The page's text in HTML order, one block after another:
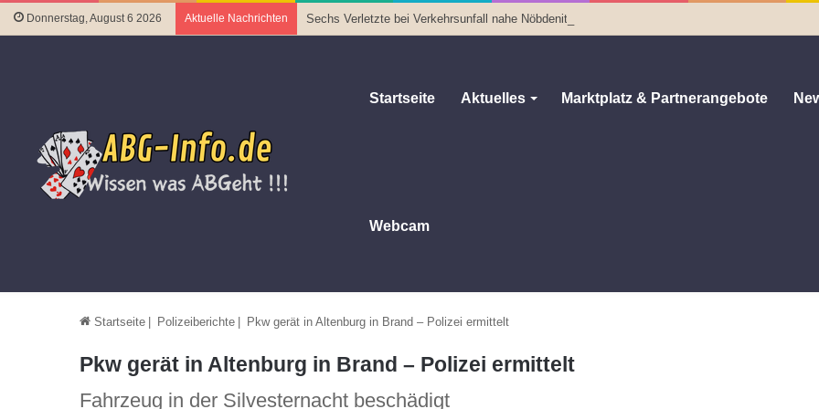
Donnerstag, August 6 2026 Aktuelle Nachrichten Sechs Verletzte bei Verkehrsunfall nahe Nöbdenitz
Startseite Aktuelles Marktplatz & Partnerangebote
Webcam
Startseite Polizeiberichte Pkw gerät in Altenburg in Brand – Polizei ermittelt
Pkw gerät in Altenburg in Brand – Polizei ermittelt
Fahrzeug in der Silvesternacht beschädigt